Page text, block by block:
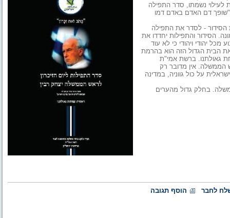
לעילוי נשמתו, סדר התפילה
"שופך דם האדם באדם דמו
- לסדר את התפילה
הסידור והתפילות יחדדו את
יהודי ויהודי כי לא עוד
הבית הגדול הזה הוא בהרמת
גאולתנו. ברשת אמי"ת
הממשלה. אין מדובר רק
על כול גווניה, במדינה
בחלק גדול מהערים
לחבר הוסף תגובה